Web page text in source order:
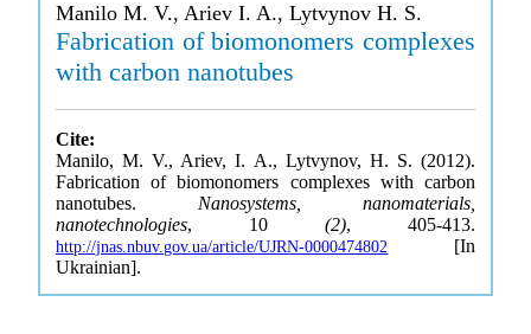
Manilo M. V., Ariev I. A., Lytvynov H. S.
Fabrication of biomonomers complexes
with carbon nanotubes
Cite:
Manilo, M. V., Ariev, I. A., Lytvynov, H. S. (2012).
Fabrication of biomonomers complexes with carbon
nanotubes. Nanosystems, nanomaterials,
nanotechnologies, 10 (2), 405-413.
http://jnas.nbuv.gov.ua/article/UJRN-0000474802 [In
Ukrainian].